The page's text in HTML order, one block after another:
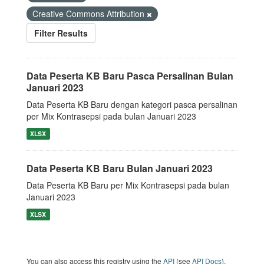
Creative Commons Attribution
Filter Results
Data Peserta KB Baru Pasca Persalinan Bulan
Januari 2023
Data Peserta KB Baru dengan kategori pasca persalinan
per Mix Kontrasepsi pada bulan Januari 2023
XLSX
Data Peserta KB Baru Bulan Januari 2023
Data Peserta KB Baru per Mix Kontrasepsi pada bulan
Januari 2023
XLSX
You can also access this registry using the API (see API Docs).